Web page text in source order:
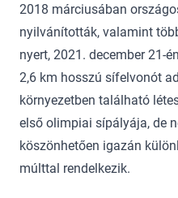
2018 márciusában
nyilvánították, valamint
nyert, 2021. december 21-
2,6 km hosszú sífelvonót
környezetben található
első olimpiai sípályája, de
köszönhetően igazán
múlttal rendelkezik.